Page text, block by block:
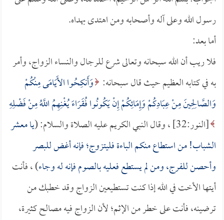
رسول الله وعلى آله وأصحابه ومن اهتدى بهداه.
أما بعد:
فلا ريب أن الله سبحانه وتعالى شرع للرجال والنساء الزواج، وأمر
به في كتابه العظيم حيث قال سبحانه: وَأَنكِحُوا الأَيَامَى مِنْكُمْ
وَالصَّالِحِينَ مِنْ عِبَادِكُمْ وَإِمَائِكُمْ إِنْ يَكُونُوا فُقَرَاءَ يُغْنِهِمُ اللَّهُ مِنْ فَضْلِهِ
[النور:32] ، وقال النبي الكريم عليه الصلاة والسلام: (
يا معشر
الشباب! من استطاع منكم الباءة فليتزوج؛ فإنه أغض للبصر
وأحصن للفرج، ومن لم يستطع فعليه بالصوم فإنه له وجاء) ، فأنت
أيتها الأخت في الله إذا كنت تستطيعين الزواج وقد خطبك من
ترضينه، فأنت على خطر من الإثم؛ لأن الزواج فيه مصالح كثيرة،